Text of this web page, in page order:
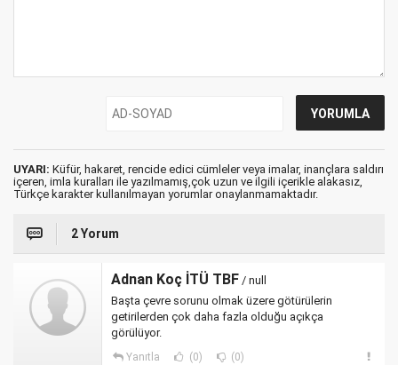
UYARI: Küfür, hakaret, rencide edici cümleler veya imalar, inançlara saldırı
içeren, imla kuralları ile yazılmamış,çok uzun ve ilgili içerikle alakasız,
Türkçe karakter kullanılmayan yorumlar onaylanmamaktadır.
2 Yorum
Adnan Koç İTÜ TBF / null
Başta çevre sorunu olmak üzere götürülerin
getirilerden çok daha fazla olduğu açıkça
görülüyor.
Yanıtla (0) (0)